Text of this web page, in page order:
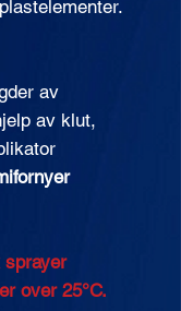
av
av klut,
sprayer
over 25°C.